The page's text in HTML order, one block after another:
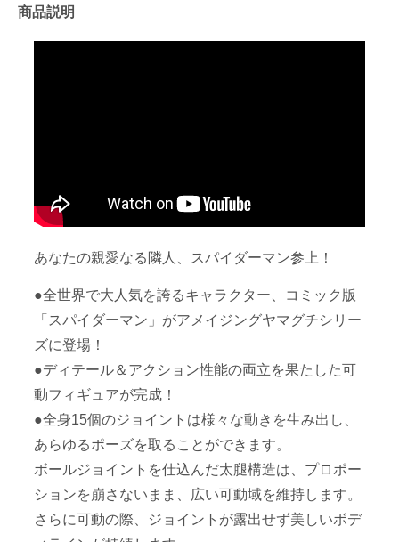
商品説明
あなたの親愛なる隣人、スパイダーマン参上！
●全世界で大人気を誇るキャラクター、コミック版
「スパイダーマン」がアメイジングヤマグチシリー
ズに登場！
●ディテール＆アクション性能の両立を果たした可
動フィギュアが完成！
●全身15個のジョイントは様々な動きを生み出し、
あらゆるポーズを取ることができます。
ボールジョイントを仕込んだ太腿構造は、プロポー
ションを崩さないまま、広い可動域を維持します。
さらに可動の際、ジョイントが露出せず美しいボデ